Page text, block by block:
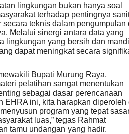
lingkungan bukan hanya soal
terhadap pentingnya
teknis dalam pengumpulan
Melalui sinergi antara data yang
lingkungan yang bersih dan
dapat meningkat secara
Bupati Murung Raya,
pelatihan sangat menentukan
sebagai dasar perencanaan
ini, kita harapkan diperoleh
program yang tepat
luas,” tegas Rahmat
tamu undangan yang hadir.